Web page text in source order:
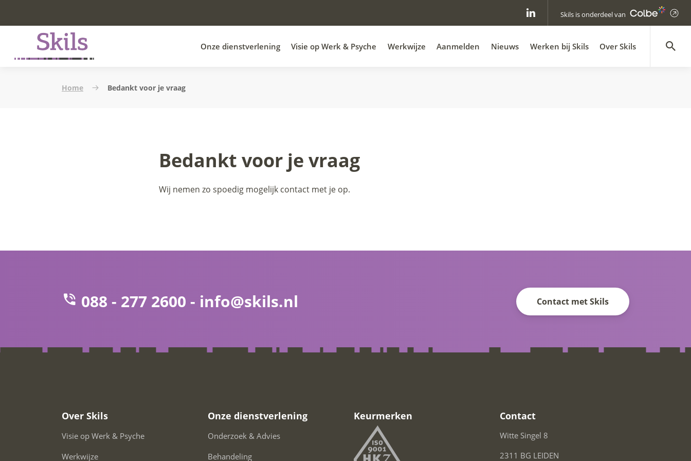
Skils is onderdeel van
Onze dienstverlening Visie op Werk & Psyche Werkwijze Aanmelden Nieuws Werken bij Skils Over Skils
Home Bedankt voor je vraag
Bedankt voor je vraag
Wij nemen zo spoedig mogelijk contact met je op.
088 - 277 2600 - info@skils.nl Contact met Skils
Over Skils
Visie op Werk & Psyche
Werkwijze
Onze dienstverlening
Onderzoek & Advies
Behandeling
Keurmerken Contact
Witte Singel 8
2311 BG LEIDEN